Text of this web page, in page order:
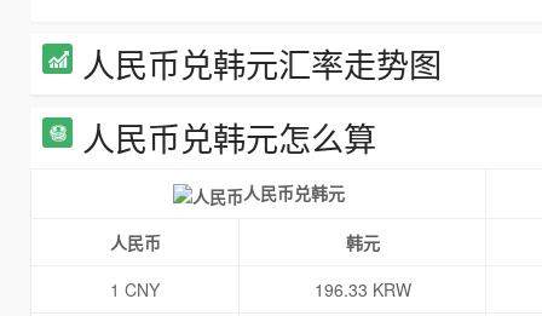
人民币兑韩元汇率走势图
人民币兑韩元怎么算
人民币兑韩元
人民币
韩元
1 CNY
196.33 KRW